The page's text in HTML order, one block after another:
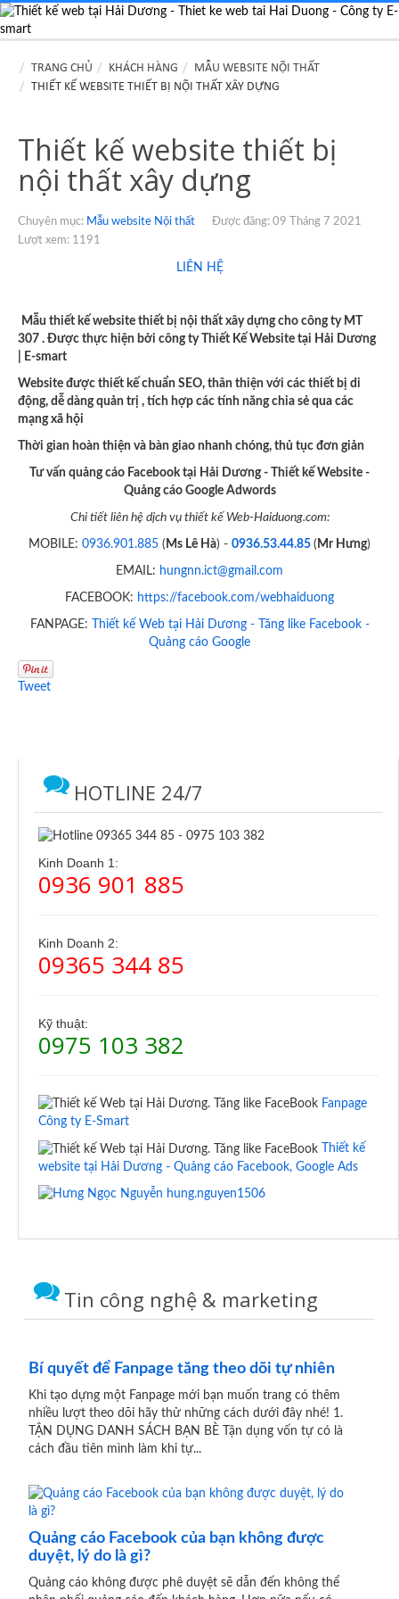
TRANG CHỦ KHÁCH HÀNG
MẪU WEBSITE NỘI THẤT
THIẾT KẾ WEBSITE THIẾT BỊ NỘI THẤT XÂY DỰNG
Thiết kế website thiết bị
nội thất xây dựng
Chuyên mục: Mẫu website Nội thất
Được đăng: 09 Tháng 7 2021
Lượt xem: 1191
LIÊN HỆ
Mẫu thiết kế website thiết bị nội thất xây dựng cho công ty MT
307 . Được thực hiện bởi công ty Thiết Kế Website tại Hải Dương
| E-smart
Website được thiết kế chuẩn SEO, thân thiện với các thiết bị di
động, dễ dàng quản trị , tích hợp các tính năng chia sẻ qua các
mạng xã hội
Thời gian hoàn thiện và bàn giao nhanh chóng, thủ tục đơn giản
Tư vấn quảng cáo Facebook tại Hải Dương - Thiết kế Website -
Quảng cáo Google Adwords
Chi tiết liên hệ dịch vụ thiết kế Web-Haiduong.com:
MOBILE: 0936.901.885 ( Ms Lê Hà) - 0936.53.44.85 ( Mr Hưng)
EMAIL: hungnn.ict@gmail.com
FACEBOOK: https://facebook.com/webhaiduong
FANPAGE:
Thiết kế Web tại Hải Dương - Tăng like Facebook -
Quảng cáo Google
Tweet
HOTLINE 24/7
Kinh Doanh 1:
0936 901 885
Kinh Doanh 2:
09365 344 85
Kỹ thuật:
0975 103 382
Fanpage
Công ty E-Smart
Thiết kế
website tại Hải Dương - Quảng cáo Facebook, Google Ads
hung.nguyen1506
Tin công nghệ & marketing
Bí quyết để Fanpage tăng theo dõi tự nhiên
Khi tạo dựng một Fanpage mới bạn muốn trang có thêm
nhiều lượt theo dõi hãy thử những cách dưới đây nhé! 1.
TẬN DỤNG DANH SÁCH BẠN BÈ Tận dụng vốn tự có là
cách đầu tiên mình làm khi tự...
Quảng cáo Facebook của bạn không được
duyệt, lý do là gì?
Quảng cáo không được phê duyệt sẽ dẫn đến không thể